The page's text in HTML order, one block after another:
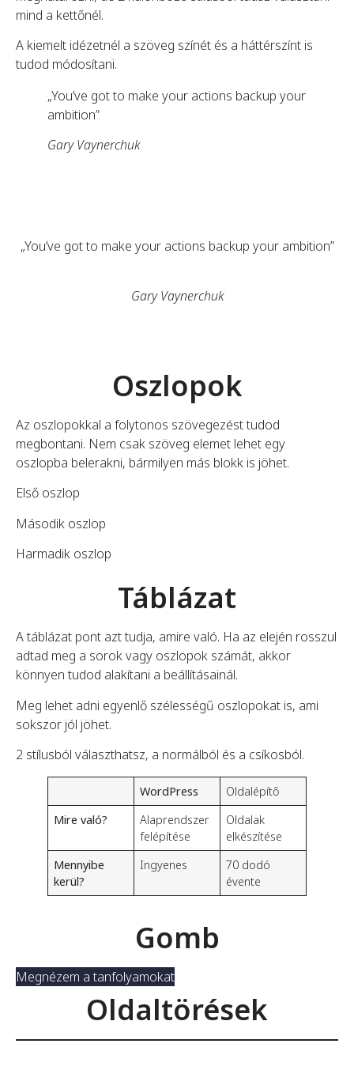
mind a kettőnél.
A kiemelt idézetnél a szöveg színét és a háttérszínt is
tudod módosítani.
„You’ve got to make your actions backup your
ambition”
Gary Vaynerchuk
„You’ve got to make your actions backup your ambition”
Gary Vaynerchuk
Oszlopok
Az oszlopokkal a folytonos szövegezést tudod
megbontani. Nem csak szöveg elemet lehet egy
oszlopba belerakni, bármilyen más blokk is jöhet.
Első oszlop
Második oszlop
Harmadik oszlop
Táblázat
A táblázat pont azt tudja, amire való. Ha az elején rosszul
adtad meg a sorok vagy oszlopok számát, akkor
könnyen tudod alakítani a beállításainál.
Meg lehet adni egyenlő szélességű oszlopokat is, ami
sokszor jól jöhet.
2 stílusból választhatsz, a normálból és a csíkosból.
WordPress
Oldalépítő
Mire való?
Alaprendszer
felépítése
Oldalak
elkészítése
Mennyibe
kerül?
Ingyenes
70 dodó
évente
Gomb
Megnézem a tanfolyamokat
Oldaltörések